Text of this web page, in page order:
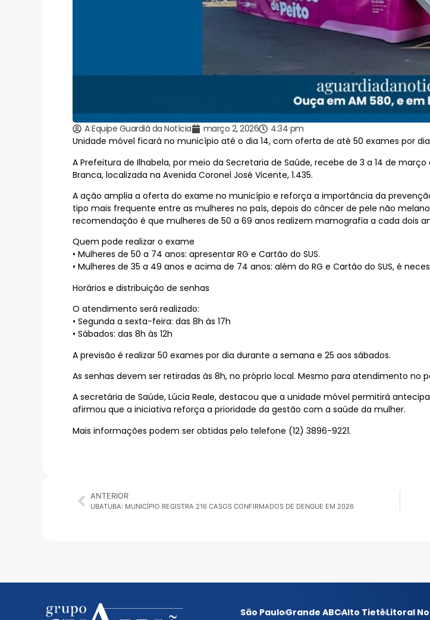
A Equipe Guardiã da Notícia março 2, 2026
4:34 pm
Unidade móvel ficará no município até o dia 14, com oferta de até 50 exames por
A Prefeitura de Ilhabela, por meio da Secretaria de Saúde, recebe de 3 a 14 de
Branca, localizada na Avenida Coronel José Vicente, 1.435.
A ação amplia a oferta do exame no município e reforça a importância da
tipo mais frequente entre as mulheres no país, depois do câncer de pele não
recomendação é que mulheres de 50 a 69 anos realizem mamografia a cada dois
Quem pode realizar o exame
• Mulheres de 50 a 74 anos: apresentar RG e Cartão do SUS.
• Mulheres de 35 a 49 anos e acima de 74 anos: além do RG e Cartão do SUS, é
Horários e distribuição de senhas
O atendimento será realizado:
• Segunda a sexta-feira: das 8h às 17h
• Sábados: das 8h às 12h
A previsão é realizar 50 exames por dia durante a semana e 25 aos sábados.
As senhas devem ser retiradas às 8h, no próprio local. Mesmo para atendimento
A secretária de Saúde, Lúcia Reale, destacou que a unidade móvel permitirá
afirmou que a iniciativa reforça a prioridade da gestão com a saúde da mulher.
Mais informações podem ser obtidas pelo telefone (12) 3896-9221.
ANTERIOR
UBATUBA: MUNICÍPIO REGISTRA 216 CASOS CONFIRMADOS DE DENGUE EM 2026
São PauloGrande ABCAlto TietêLitoral